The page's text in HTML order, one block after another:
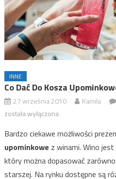
INNE
Co Dać Do Kosza
27 września 2010 Kamila
została wyłączona
Bardzo ciekawe możliwości
upominkowe z winami. Wino
który można dopasować
starszej. Na rynku dostępne są